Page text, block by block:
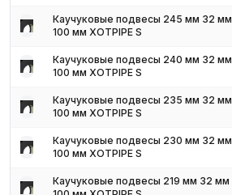
Каучуковые подвесы 245 мм 32 мм
100 мм XOTPIPE S
Каучуковые подвесы 240 мм 32 мм
100 мм XOTPIPE S
Каучуковые подвесы 235 мм 32 мм
100 мм XOTPIPE S
Каучуковые подвесы 230 мм 32 мм
100 мм XOTPIPE S
Каучуковые подвесы 219 мм 32 мм